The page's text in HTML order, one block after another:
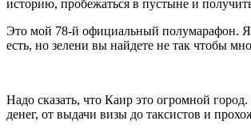
историю, пробежаться в пустыне и
Это мой 78-й официальный полумарафон. Я
есть, но зелени вы найдете не так чтобы
Надо сказать, что Каир это огромной
денег, от выдачи визы до таксистов и